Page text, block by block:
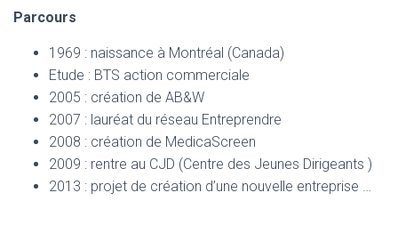
Parcours
1969 : naissance à Montréal (Canada)
Etude : BTS action commerciale
2005 : création de AB&W
2007 : lauréat du réseau Entreprendre
2008 : création de MedicaScreen
2009 : rentre au CJD (Centre des Jeunes Dirigeants )
2013 : projet de création d’une nouvelle entreprise …